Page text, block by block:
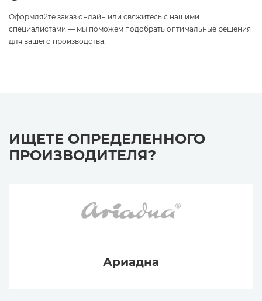
Оформляйте заказ онлайн или свяжитесь с нашими
специалистами — мы поможем подобрать оптимальные решения
для вашего производства.
ИЩЕТЕ ОПРЕДЕЛЕННОГО
ПРОИЗВОДИТЕЛЯ?
Ариадна